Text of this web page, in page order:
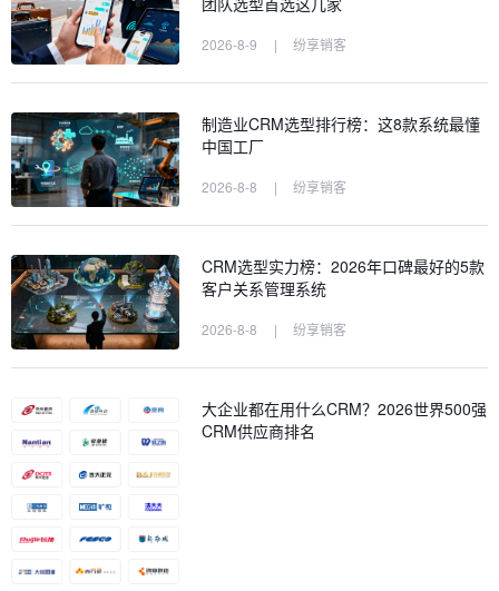
2026-8-9 | 纷享销客
制造业CRM选型排行榜：这8款系统最懂
中国工厂
2026-8-8 | 纷享销客
CRM选型实力榜：2026年口碑最好的5款
客户关系管理系统
2026-8-8 | 纷享销客
大企业都在用什么CRM？2026世界500强
CRM供应商排名